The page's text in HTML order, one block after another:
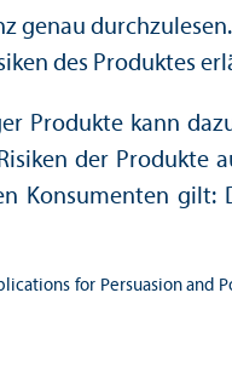
des Produktes
Produkte kann
der Produkte
Konsumenten gilt:
for Persuasion and